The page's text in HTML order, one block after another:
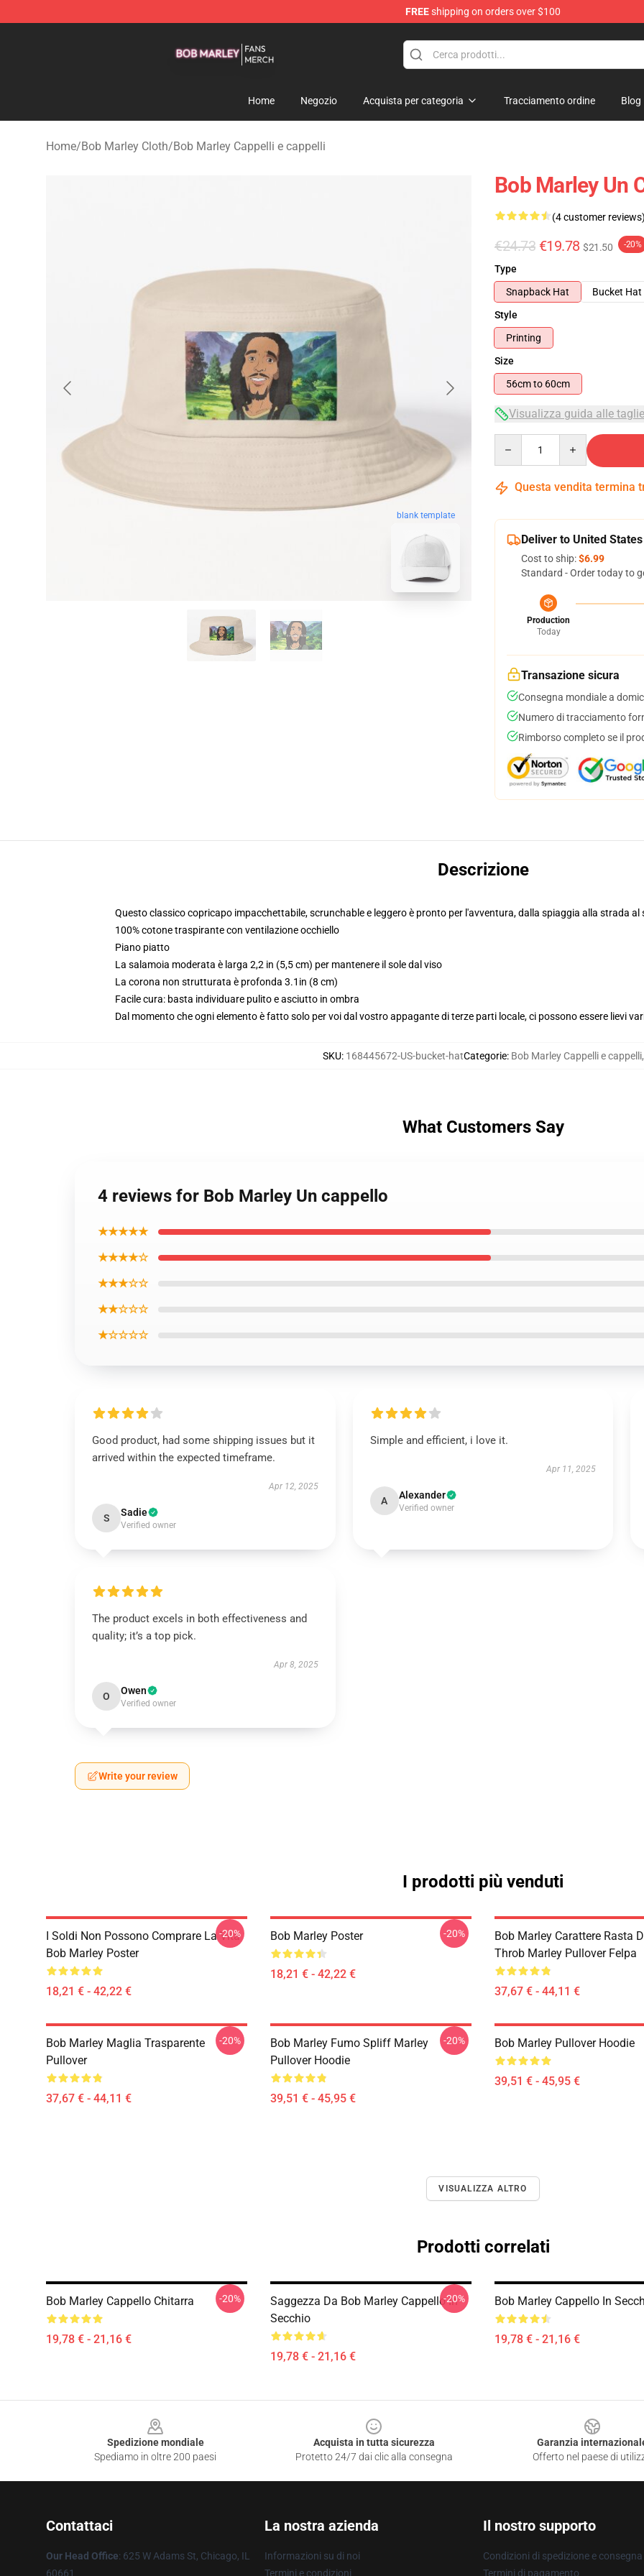
FREEshipping on orders over $100
Home Negozio Acquista per categoria Tracciamento ordine Blog
Home/Bob Marley Cloth/Bob Marley Cappelli e cappelli
blank template
Bob Marley Un
(4 customer reviews)
€24.73 €19.78 $21.50 -20%
Type
Snapback Hat
Bucket Hat
Style
Printing
Size
56cm to 60cm
Visualizza guida alle taglie
Questa vendita termina
Deliver to United States
Cost to ship:$6.99
Standard - Order today to
Production
Today
Transazione sicura
Consegna mondiale a
Numero di tracciamento
Rimborso completo se il
Descrizione
Questo classico copricapo impacchettabile, scrunchable e leggero è pronto per l'avventura, dalla spiaggia alla strada al
100% cotone traspirante con ventilazione occhiello
Piano piatto
La salamoia moderata è larga 2,2 in (5,5 cm) per mantenere il sole dal viso
La corona non strutturata è profonda 3.1in (8 cm)
Facile cura: basta individuare pulito e asciutto in ombra
Dal momento che ogni elemento è fatto solo per voi dal vostro appagante di terze parti locale, ci possono essere lievi
SKU: 168445672-US-bucket-hatCategorie: Bob Marley Cappelli e cappelli,
What Customers Say
4 reviews for Bob Marley Un cappello
★★★★★
★★★★☆
★★★☆☆
★★☆☆☆
★☆☆☆☆
Good product, had some shipping issues but it
arrived within the expected timeframe.
Apr 12, 2025
S Sadie
Verified owner
Simple and efficient, i love it.
Apr 11, 2025
A Alexander
Verified owner
The product excels in both effectiveness and
quality; it’s a top pick.
Apr 8, 2025
O Owen
Verified owner
Write your review
I prodotti più venduti
I Soldi Non Possono Comprare La Vita
Bob Marley Poster
18,21 € - 42,22 €
-20% Bob Marley Poster
18,21 € - 42,22 €
-20%
Bob Marley Carattere Rasta
Throb Marley Pullover Felpa
37,67 € - 44,11 €
Bob Marley Maglia Trasparente
Pullover
37,67 € - 44,11 €
-20%
Bob Marley Fumo Spliff Marley
Pullover Hoodie
39,51 € - 45,95 €
-20% Bob Marley Pullover Hoodie
39,51 € - 45,95 €
VISUALIZZA ALTRO
Prodotti correlati
Bob Marley Cappello Chitarra
19,78 € - 21,16 €
-20%
Saggezza Da Bob Marley Cappello In
Secchio
19,78 € - 21,16 €
-20% Bob Marley Cappello In
19,78 € - 21,16 €
Spedizione mondiale
Spediamo in oltre 200 paesi
Acquista in tutta sicurezza
Protetto 24/7 dai clic alla consegna
Garanzia
Offerto nel paese di
Contattaci
Our Head Office: 625 W Adams St, Chicago, IL
60661
La nostra azienda
Informazioni su di noi
Termini e condizioni
Il nostro supporto
Condizioni di spedizione e consegna
Termini di pagamento